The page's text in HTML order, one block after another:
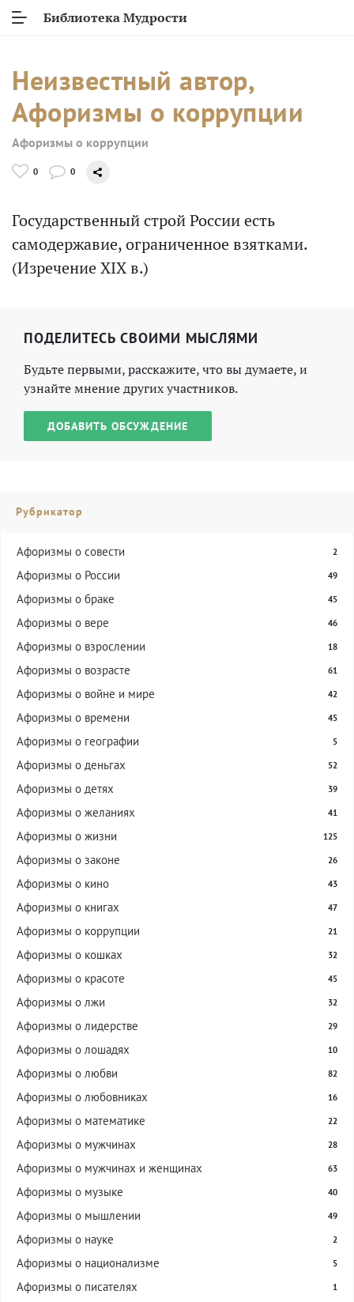
Библиотека Мудрости
Неизвестный автор,
Афоризмы о коррупции
Афоризмы о коррупции
0 0
Государственный строй России есть
самодержавие, ограниченное взятками.
(Изречение XIX в.)
ПОДЕЛИТЕСЬ СВОИМИ МЫСЛЯМИ
Будьте первыми, расскажите, что вы думаете, и
узнайте мнение других участников.
ДОБАВИТЬ ОБСУЖДЕНИЕ
Рубрикатор
Aфоризмы о совести 2
Афоризмы о России 49
Афоризмы о браке 45
Афоризмы о вере 46
Афоризмы о взрослении 18
Афоризмы о возрасте 61
Афоризмы о войне и мире 42
Афоризмы о времени 45
Афоризмы о географии 5
Афоризмы о деньгах 52
Афоризмы о детях 39
Афоризмы о желаниях 41
Афоризмы о жизни 125
Афоризмы о законе 26
Афоризмы о кино 43
Афоризмы о книгах 47
Афоризмы о коррупции 21
Афоризмы о кошках 32
Афоризмы о красоте 45
Афоризмы о лжи 32
Афоризмы о лидерстве 29
Афоризмы о лошадях 10
Афоризмы о любви 82
Афоризмы о любовниках 16
Афоризмы о математике 22
Афоризмы о мужчинах 28
Афоризмы о мужчинах и женщинах 63
Афоризмы о музыке 40
Афоризмы о мышлении 49
Афоризмы о науке 2
Афоризмы о национализме 5
Афоризмы о писателях 1